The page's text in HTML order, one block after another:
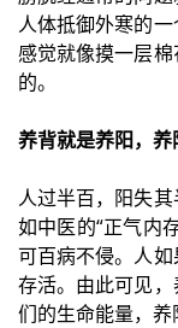
人体抵御外寒的
感觉就像摸一层
的。
养背就是养阳，养
人过半百，阳失其
如中医的“正气内
可百病不侵。人
存活。由此可见
们的生命能量，养